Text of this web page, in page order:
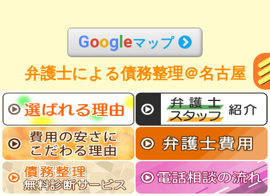
Googleマップ
弁護士による債務整理＠名古屋